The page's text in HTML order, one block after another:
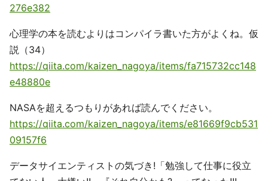
276e382
心理学の本を読むよりはコンパイラ書いた方がよくね。仮
説（34）
https://qiita.com/kaizen_nagoya/items/fa715732cc148
e48880e
NASAを超えるつもりがあれば読んでください。
https://qiita.com/kaizen_nagoya/items/e81669f9cb531
09157f6
データサイエンティストの気づき!「勉強して仕事に役立